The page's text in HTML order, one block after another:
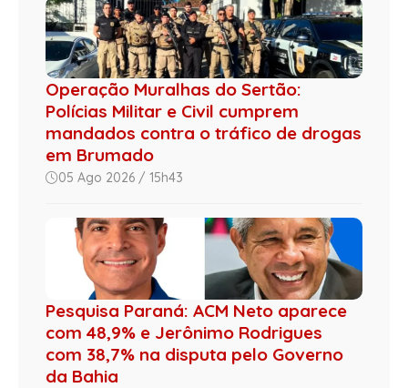
Operação Muralhas do Sertão:
Polícias Militar e Civil cumprem
mandados contra o tráfico de drogas
em Brumado
05 Ago 2026 / 15h43
Pesquisa Paraná: ACM Neto aparece
com 48,9% e Jerônimo Rodrigues
com 38,7% na disputa pelo Governo
da Bahia